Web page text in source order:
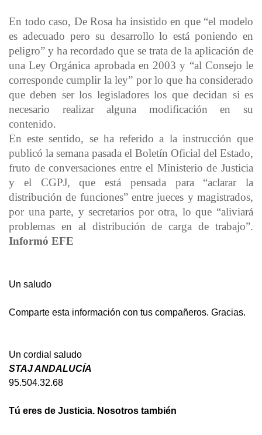
En todo caso, De Rosa ha insistido en que “el modelo
es adecuado pero su desarrollo lo está poniendo en
peligro” y ha recordado que se trata de la aplicación de
una Ley Orgánica aprobada en 2003 y “al Consejo le
corresponde cumplir la ley” por lo que ha considerado
que deben ser los legisladores los que decidan si es
necesario realizar alguna modificación en su
contenido.
En este sentido, se ha referido a la instrucción que
publicó la semana pasada el Boletín Oficial del Estado,
fruto de conversaciones entre el Ministerio de Justicia
y el CGPJ, que está pensada para “aclarar la
distribución de funciones” entre jueces y magistrados,
por una parte, y secretarios por otra, lo que “aliviará
problemas en al distribución de carga de trabajo”.
Informó EFE
Un saludo
Comparte esta información con tus compañeros. Gracias.
Un cordial saludo
STAJ ANDALUCÍA
95.504.32.68
Tú eres de Justicia. Nosotros también